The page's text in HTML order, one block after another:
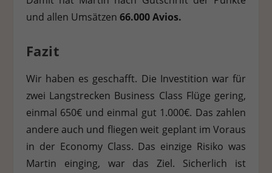
und allen Umsätzen 66.000 Avios.
Fazit
Wir haben es geschafft. Die Investition war für
zwei Langstrecken Business Class Flüge gering,
einmal 650€ und einmal gut 1.000€. Das zahlen
andere auch und fliegen weit geplant im Voraus
in der Economy Class. Das einzige Risiko was
Martin einging, war das Ziel. Sicherlich ist